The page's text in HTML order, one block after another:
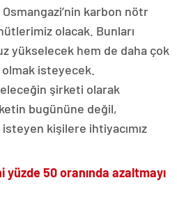
karbon nötr
olacak. Bunları
yükselecek hem de daha çok
olmak isteyecek.
şirketi olarak
bugününe değil,
kişilere ihtiyacımız
50 oranında azaltmayı